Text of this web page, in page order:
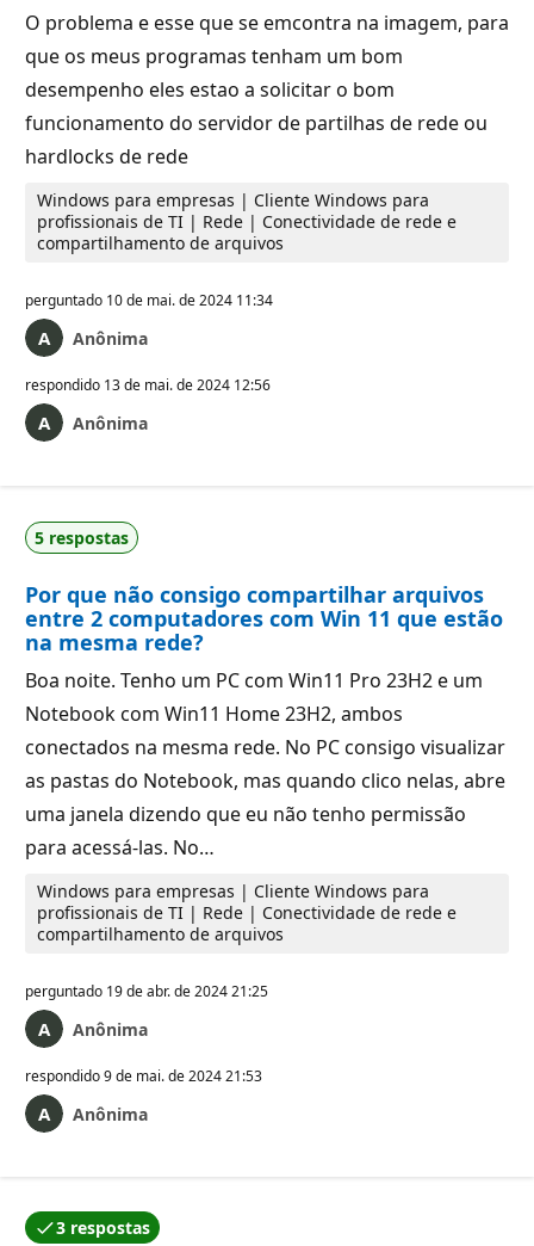
O problema e esse que se emcontra na imagem, para
que os meus programas tenham um bom
desempenho eles estao a solicitar o bom
funcionamento do servidor de partilhas de rede ou
hardlocks de rede
Windows para empresas | Cliente Windows para
profissionais de TI | Rede | Conectividade de rede e
compartilhamento de arquivos
perguntado 10 de mai. de 2024 11:34
Anônima
respondido 13 de mai. de 2024 12:56
Anônima
5 respostas
Por que não consigo compartilhar arquivos
entre 2 computadores com Win 11 que estão
na mesma rede?
Boa noite. Tenho um PC com Win11 Pro 23H2 e um
Notebook com Win11 Home 23H2, ambos
conectados na mesma rede. No PC consigo visualizar
as pastas do Notebook, mas quando clico nelas, abre
uma janela dizendo que eu não tenho permissão
para acessá-las. No…
Windows para empresas | Cliente Windows para
profissionais de TI | Rede | Conectividade de rede e
compartilhamento de arquivos
perguntado 19 de abr. de 2024 21:25
Anônima
respondido9 de mai. de 2024 21:53
Anônima
3 respostas
Uma das respostas foi aceita pelo autor da pergunta.